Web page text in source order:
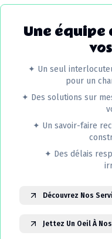
Une
✦ Un seul
pour un
✦ Des solutions sur
✦ Un savoir-faire
✦ Des délais
Découvrez Nos
Jettez Un Oeil À